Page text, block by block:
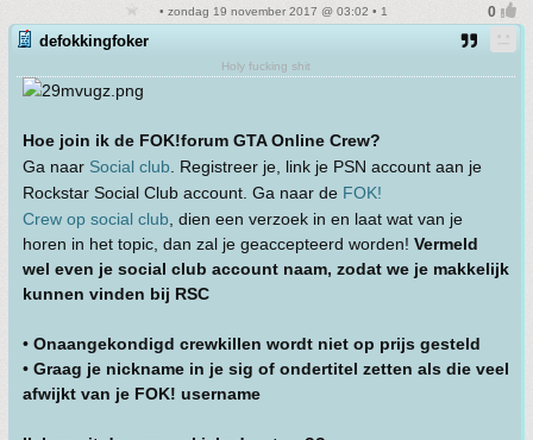
• zondag 19 november 2017 @ 03:02 • 1
defokkingfoker
Holy fucking shit
Hoe join ik de FOK!forum GTA Online Crew?
Ga naar Social club . Registreer je, link je PSN account aan je
Rockstar Social Club account. Ga naar de FOK!
Crew op social club , dien een verzoek in en laat wat van je
horen in het topic, dan zal je geaccepteerd worden! Vermeld
wel even je social club account naam, zodat we je makkelijk
kunnen vinden bij RSC
• Onaangekondigd crewkillen wordt niet op prijs gesteld
• Graag je nickname in je sig of ondertitel zetten als die veel
afwijkt van je FOK! username